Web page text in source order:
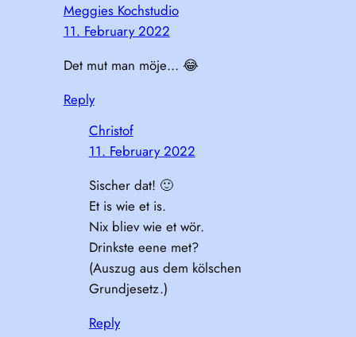
Meggies Kochstudio
11. February 2022
Det mut man möje… 😂
Reply
Christof
11. February 2022
Sischer dat! 🙂
Et is wie et is.
Nix bliev wie et wör.
Drinkste eene met?
(Auszug aus dem kölschen
Grundjesetz.)
Reply